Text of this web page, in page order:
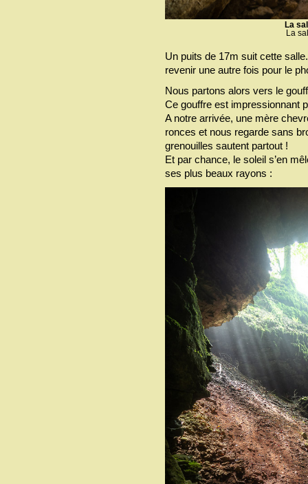
La
La
Un puits de 17m suit cette
revenir une autre fois pour le
Nous partons alors vers le
Ce gouffre est impressionnant
A notre arrivée, une mère
ronces et nous regarde sans
grenouilles sautent partout !
Et par chance, le soleil s’en
ses plus beaux rayons :